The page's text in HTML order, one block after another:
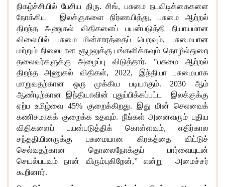
நிகழ்ச்சியில் பேசிய திரு. சிங், பசுமை நடவிடிக்கைகளை
நோக்கிய இலக்குகளை நிர்ணயித்து, பசுமை ஆற்றல்
திறந்த அணுகல் விதிகளைப் பயன்படுத்தி நியாயமான
விலையில் பசுமை மின்சாரத்தைப் பெறவும், பசுமையான
மற்றும் நிலையான சூழலுக்கு பங்களிக்கவும் தொழில்துறை
தலைவர்களுக்கு அழைப்பு விடுத்தார். "பசுமை ஆற்றல்
திறந்த அணுகல் விதிகள், 2022, இந்தியா பசுமையாக
மாறுவதற்கான ஒரு முக்கிய படியாகும். 2030 ஆம்
ஆண்டிற்கான இந்தியாவின் புதுப்பிக்கப்பட்ட இலக்குக்கு
ஏற்ப உமிழ்வை 45% குறைக்கிறது. இது மின் செலவைக்
கணிசமாகக் குறைக்க உதவும். நீங்கள் அனைவரும் புதிய
விதிகளைப் பயன்படுத்திக் கொள்ளவும், எதிர்கால
சந்ததியினருக்கு பசுமையான கிரகத்தை விட்டுச்
செல்வதற்கான தொலைநோக்குப் பார்வையுடன்
செயல்படவும் நான் விரும்புகிறேன்,” என்று அமைச்சர்
கூறினார்.